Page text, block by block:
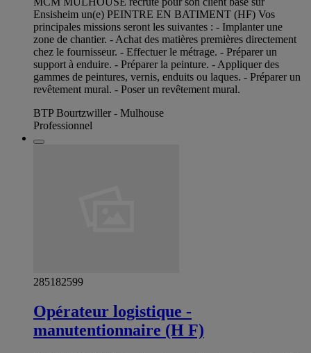
Ensisheim un(e) PEINTRE EN BATIMENT (HF) Vos
principales missions seront les suivantes : - Implanter une
zone de chantier. - Achat des matières premières directement
chez le fournisseur. - Effectuer le métrage. - Préparer un
support à enduire. - Préparer la peinture. - Appliquer des
gammes de peintures, vernis, enduits ou laques. - Préparer un
revêtement mural. - Poser un revêtement mural.
BTP Bourtzwiller - Mulhouse
Professionnel
285182599
Opérateur logistique -
manutentionnaire (H F)